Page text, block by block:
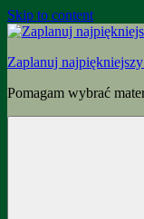
Skip to content
Zaplanuj
Pomagam wybrać